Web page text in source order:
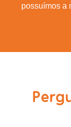
possuímos a